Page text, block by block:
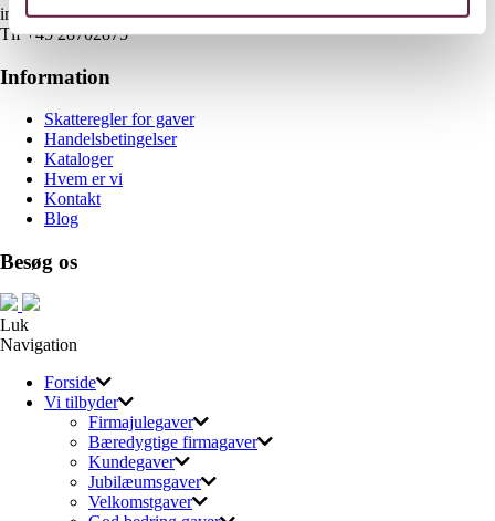
info@gaveshop.nu
Tlf +45 28702875
Information
Skatteregler for gaver
Handelsbetingelser
Kataloger
Hvem er vi
Kontakt
Blog
Besøg os
Luk
Navigation
Forside
Vi tilbyder
Firmajulegaver
Bæredygtige firmagaver
Kundegaver
Jubilæumsgaver
Velkomstgaver